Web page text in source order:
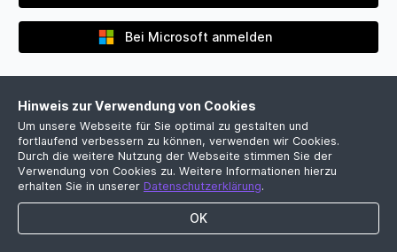
Bei Microsoft anmelden
Noch kein Firmenkonto?
Jetzt kostenlose Demo vereinbaren
Hinweis zur Verwendung von Cookies
Um unsere Webseite für Sie optimal zu gestalten und
fortlaufend verbessern zu können, verwenden wir Cookies.
Durch die weitere Nutzung der Webseite stimmen Sie der
Verwendung von Cookies zu. Weitere Informationen hierzu
erhalten Sie in unserer Datenschutzerklärung.
OK